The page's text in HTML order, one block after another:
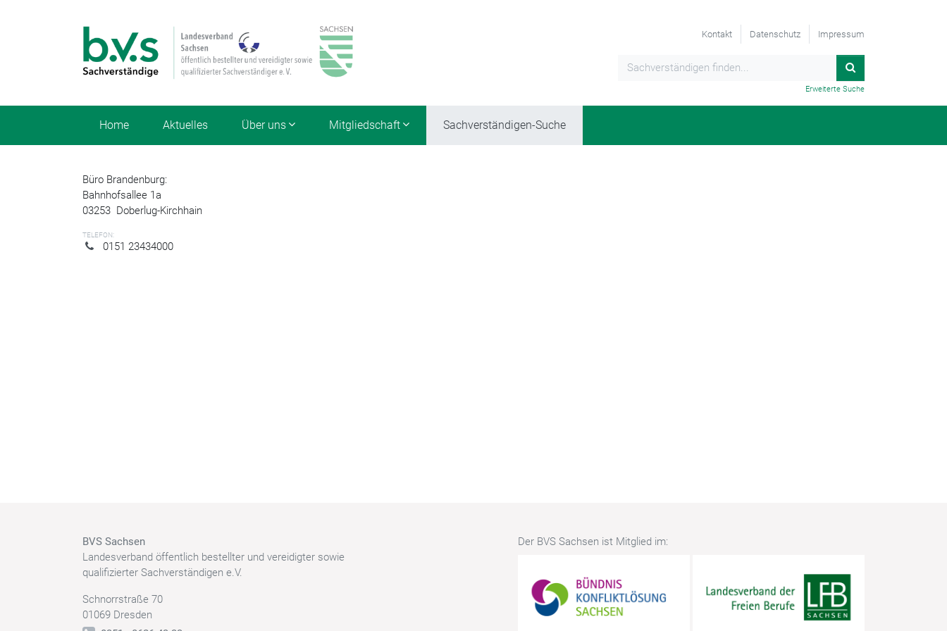
Kontakt Datenschutz Impressum
Erweiterte Suche
Home Aktuelles Über uns Mitgliedschaft Sachverständigen-Suche
Büro Brandenburg:
Bahnhofsallee 1a
03253 Doberlug-Kirchhain
TELEFON:
0151 23434000
BVS Sachsen
Landesverband öffentlich bestellter und vereidigter sowie
qualifizierter Sachverständigen e.V.
Schnorrstraße 70
01069 Dresden
Der BVS Sachsen ist Mitglied im: